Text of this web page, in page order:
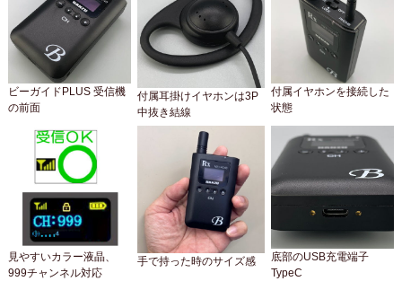
ビーガイドPLUS 受信機
の前面
付属耳掛けイヤホンは3P
中抜き結線
付属イヤホンを接続した
状態
見やすいカラー液晶、
999チャンネル対応
手で持った時のサイズ感
底部のUSB充電端子
TypeC